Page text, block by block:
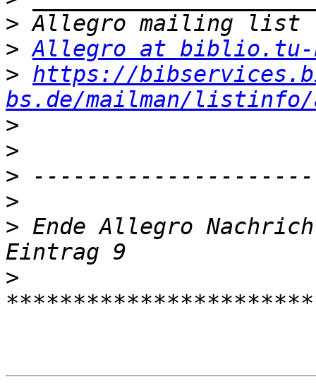
>
> Allegro at biblio.tu-
> https://
bs.de/mailman/
>
>
>
>
> Ende Allegro
>